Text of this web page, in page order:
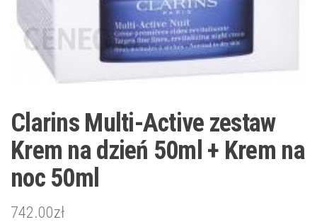
Clarins Multi-Active zestaw
Krem na dzień 50ml + Krem na
noc 50ml
742.00zł